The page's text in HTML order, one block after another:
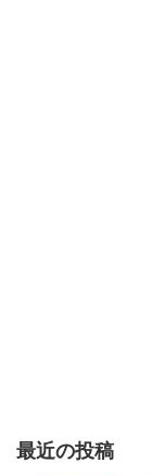
最近の投稿